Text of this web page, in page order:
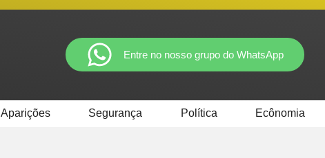
Entre no nosso grupo do WhatsApp
Aparições Segurança Política Ecônomia